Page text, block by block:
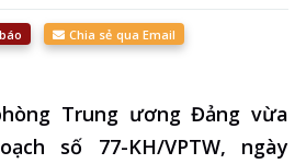
Chia sẻ qua Email
Trung ương Đảng vừa
số 77-KH/VPTW, ngày